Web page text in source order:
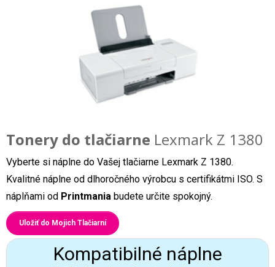
Tonery do tlačiarne Lexmark Z 1380
Vyberte si náplne do Vašej tlačiarne Lexmark Z 1380.
Kvalitné náplne od dlhoročného výrobcu s certifikátmi ISO. S
náplňami od Printmania budete určite spokojný.
Uložiť do Mojich Tlačiarní
Kompatibilné náplne